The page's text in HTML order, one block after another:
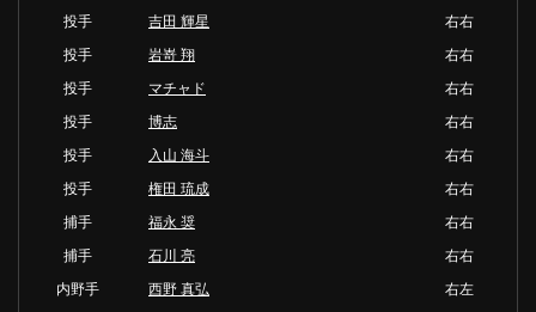
投手
吉田 輝星
右右
投手
岩嵜 翔
右右
投手
マチャド
右右
投手
博志
右右
投手
入山 海斗
右右
投手
権田 琉成
右右
捕手
福永 奨
右右
捕手
石川 亮
右右
内野手
西野 真弘
右左